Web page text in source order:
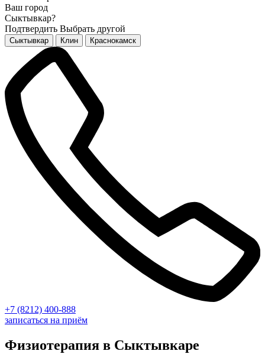
Ваш город
Сыктывкар?
Подтвердить Выбрать другой
Сыктывкар Клин Краснокамск
+7 (8212) 400-888
записаться на приём
Физиотерапия в Сыктывкаре